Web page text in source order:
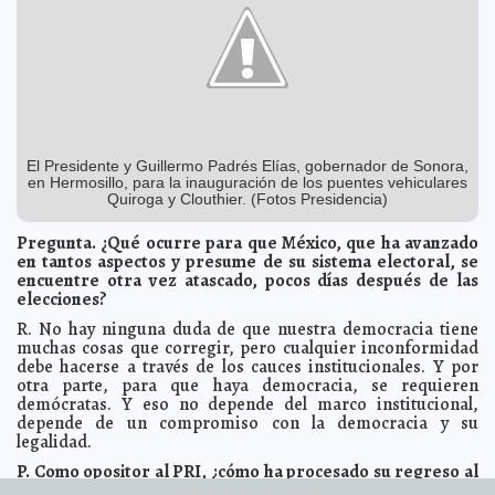
Dafne Guzmán sigue inigualable en la pantalla chica
Compromiso con quienes trabajan la tierra:
Guillermo Barrera Fernandez
2012-07-16 08:03:20 La mamá de Balotelli es afanadora A7
2012-07-16 08:00:50 A subasta las armas de Bonnie y Clyde A7
2012-07-16 07:58:34 Wayra apoya el talento mexicano A7
2012-07-16 07:54:23 Alemania devolverá a Egipto la momia de un ratón A7
2012-07-16 07:48:19 Chinita tiene pies que no paran de crecerA7
2012-07-16 07:41:18 Seis violaciones que habrían alterado el resultado
electoral, según López ObradorA7
2012-07-16 07:38:51 Reitera Benedicto importancia del celibato sacerdotal
A7
2012-07-16 07:35:55 Recalan en playas brasileñas más de 500 pingüinos
muertos A7
2012-07-16 07:33:29 Abrupto final a concierto de Bruce Springsteen A7
El Presidente y Guillermo Padrés Elías, gobernador de Sonora,
en Hermosillo, para la inauguración de los puentes vehiculares
Quiroga y Clouthier. (Fotos Presidencia)
Pregunta. ¿Qué ocurre para que México, que ha avanzado
en tantos aspectos y presume de su sistema electoral, se
encuentre otra vez atascado, pocos días después de las
elecciones?
R. No hay ninguna duda de que nuestra democracia tiene
muchas cosas que corregir, pero cualquier inconformidad
debe hacerse a través de los cauces institucionales. Y por
otra parte, para que haya democracia, se requieren
demócratas. Y eso no depende del marco institucional,
depende de un compromiso con la democracia y su
legalidad.
P. Como opositor al PRI, ¿cómo ha procesado su regreso al